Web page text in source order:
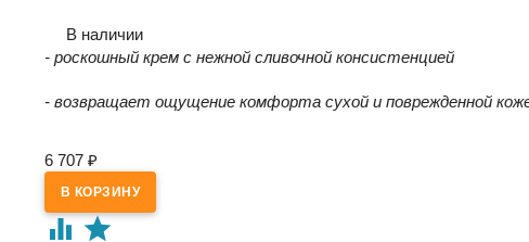
В наличии
- роскошный крем с нежной сливочной консистенцией
- возвращает ощущение комфорта сухой и поврежденной
6 707 ₽